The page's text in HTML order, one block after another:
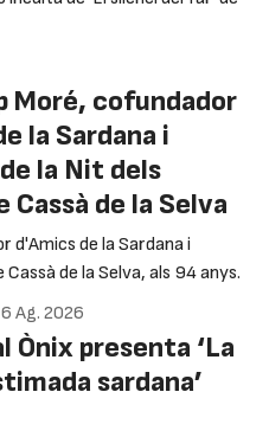
Moré, cofundador
la Sardana i
la Nit dels
Cassà de la Selva
d'Amics de la Sardana i
de la Selva, als 94 anys.
Ag. 2026
Ònix presenta ‘La
sardana’